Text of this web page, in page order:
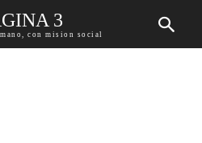
3
con mision social